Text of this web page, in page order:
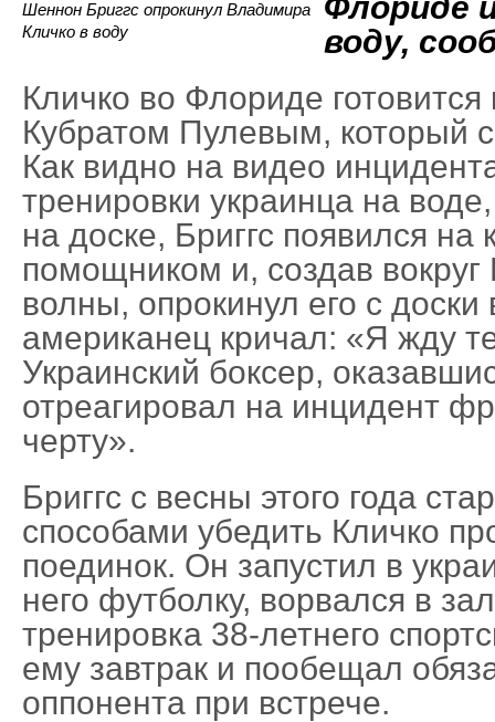
Шеннон Бриггс опрокинул Владимира
Кличко в воду
воду,
Кличко во Флориде
Кубратом Пулевым, который
Как видно на видео
тренировки украинца на
на доске, Бриггс появился на
помощником и, создав
волны, опрокинул его с
американец кричал: «Я жду
Украинский боксер,
отреагировал на инцидент
черту».
Бриггс с весны этого года
способами убедить Кличко
поединок. Он запустил в
него футболку, ворвался в
тренировка 38-летнего
ему завтрак и пообещал
оппонента при встрече.